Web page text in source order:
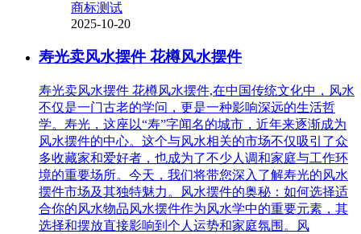
商标测试
2025-10-20
寿光卖风水摆件 花樽风水摆件
寿光卖风水摆件 花樽风水摆件,在中国传统文化中，风水
不仅是一门古老的学问，更是一种影响深远的生活哲
学。寿光，这座以“寿”字闻名的城市，近年来逐渐成为
风水摆件的中心。这个与风水相关的市场不仅吸引了众
多收藏家和爱好者，也成为了不少人调和家庭与工作环
境的重要场所。今天，我们将带您深入了解寿光的风水
摆件市场及其独特魅力。风水摆件的奥秘：如何选择适
合你的风水物品风水摆件作为风水学中的重要元素，其
选择和摆放直接影响到个人运势和家庭氛围。风